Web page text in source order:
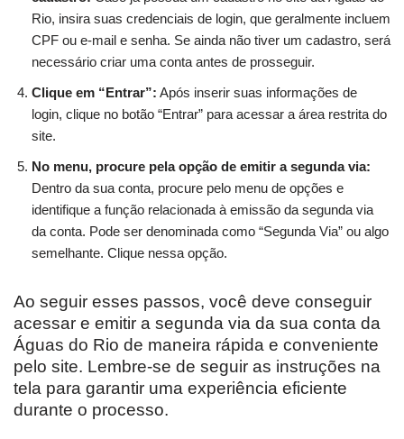
Rio, insira suas credenciais de login, que geralmente incluem
CPF ou e-mail e senha. Se ainda não tiver um cadastro, será
necessário criar uma conta antes de prosseguir.
Clique em “Entrar”: Após inserir suas informações de
login, clique no botão “Entrar” para acessar a área restrita do
site.
No menu, procure pela opção de emitir a segunda via:
Dentro da sua conta, procure pelo menu de opções e
identifique a função relacionada à emissão da segunda via
da conta. Pode ser denominada como “Segunda Via” ou algo
semelhante. Clique nessa opção.
Ao seguir esses passos, você deve conseguir
acessar e emitir a segunda via da sua conta da
Águas do Rio de maneira rápida e conveniente
pelo site. Lembre-se de seguir as instruções na
tela para garantir uma experiência eficiente
durante o processo.